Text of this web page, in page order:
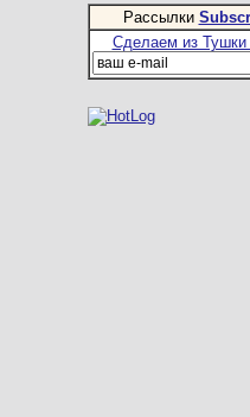
Рассылки
Сделаем из Тушки